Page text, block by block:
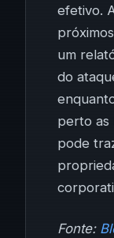
efetivo.
um
do
perto as
pode
Fonte: